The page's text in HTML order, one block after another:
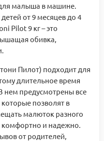
малыша в машине.
от 9 месяцев до 4
Pilot 9 кг – это
обивка,
Пилот) подходит для
длительное время
нем предусмотрены все
позволят в
малюток разного
комфортно и надежно.
от родителей,